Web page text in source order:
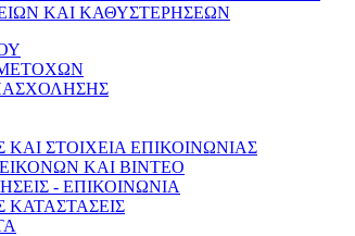
ΚΑΙ ΚΑΘΥΣΤΕΡΗΣΕΩΝ
ΣΤΟΙΧΕΙΑ ΕΠΙΚΟΙΝΩΝΙΑΣ
ΚΑΙ ΒΙΝΤΕΟ
- ΕΠΙΚΟΙΝΩΝΙΑ
ΚΑΤΑΣΤΑΣΕΙΣ